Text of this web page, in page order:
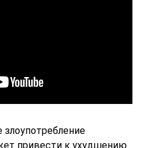
привести к ухудшению